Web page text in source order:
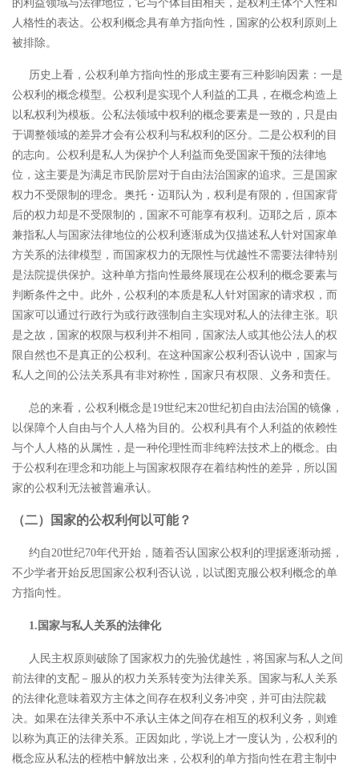
的利益领域与法律地位，它与个体自由相关，是权利主体个人性和
人格性的表达。公权利概念具有单方指向性，国家的公权利原则上
被排除。
历史上看，公权利单方指向性的形成主要有三种影响因素：一是
公权利的概念模型。公权利是实现个人利益的工具，在概念构造上
以私权利为模板。公私法领域中权利的概念要素是一致的，只是由
于调整领域的差异才会有公权利与私权利的区分。 二是公权利的目
的志向。公权利是私人为保护个人利益而免受国家干预的法律地
位，这主要是为满足市民阶层对于自由法治国家的追求。三是国家
权力不受限制的理念。奥托・迈耶认为，权利是有限的，但国家背
后的权力却是不受限制的，国家不可能享有权利。 迈耶之后，原本
兼指私人与国家法律地位的公权利逐渐成为仅描述私人针对国家单
方关系的法律模型，而国家权力的无限性与优越性不需要法律特别
是法院提供保护。这种单方指向性最终展现在公权利的概念要素与
判断条件之中。 此外，公权利的本质是私人针对国家的请求权，而
国家可以通过行政行为或行政强制自主实现对私人的法律主张。职
是之故，国家的权限与权利并不相同，国家法人或其他公法人的权
限自然也不是真正的公权利。在这种国家公权利否认说中，国家与
私人之间的公法关系具有非对称性，国家只有权限、义务和责任。
总的来看，公权利概念是19世纪末20世纪初自由法治国的镜像，
以保障个人自由与个人人格为目的。公权利具有个人利益的依赖性
与个人人格的从属性，是一种伦理性而非纯粹法技术上的概念。 由
于公权利在理念和功能上与国家权限存在着结构性的差异，所以国
家的公权利无法被普遍承认。
（二）国家的公权利何以可能？
约自20世纪70年代开始，随着否认国家公权利的理据逐渐动摇，
不少学者开始反思国家公权利否认说，以试图克服公权利概念的单
方指向性。
1.国家与私人关系的法律化
人民主权原则破除了国家权力的先验优越性，将国家与私人之间
前法律的支配－服从的权力关系转变为法律关系。国家与私人关系
的法律化意味着双方主体之间存在权利义务冲突，并可由法院裁
决。如果在法律关系中不承认主体之间存在相互的权利义务，则难
以称为真正的法律关系。正因如此，学说上才一度认为，公权利的
概念应从私法的桎梏中解放出来，公权利的单方指向性在君主制中